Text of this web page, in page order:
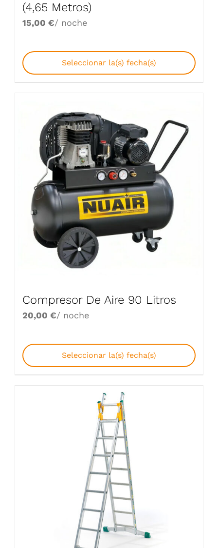
(4,65 Metros)
15,00 €/ noche
Seleccionar la(s) fecha(s)
Compresor De Aire 90 Litros
20,00 €/ noche
Seleccionar la(s) fecha(s)